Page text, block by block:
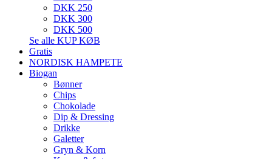
DKK 250
DKK 300
DKK 500
Se alle KUP KØB
Gratis
NORDISK HAMPETE
Biogan
Bønner
Chips
Chokolade
Dip & Dressing
Drikke
Galetter
Gryn & Korn